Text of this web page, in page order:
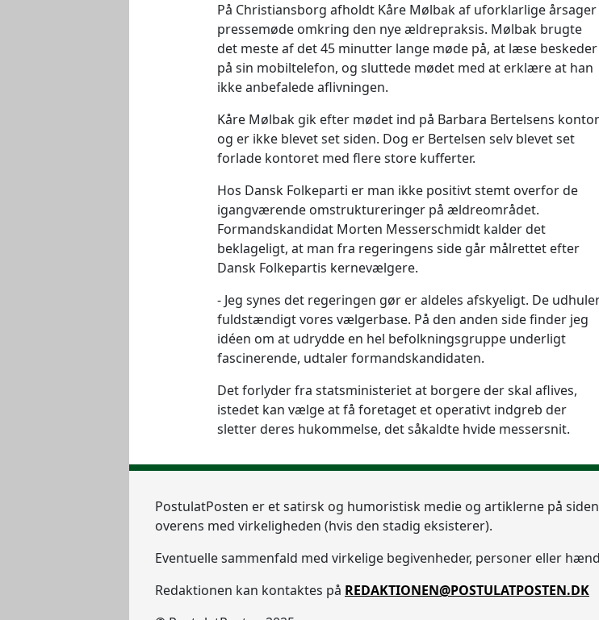
På Christiansborg afholdt Kåre Mølbak af uforklarlige årsager
pressemøde omkring den nye ældrepraksis. Mølbak brugte
det meste af det 45 minutter lange møde på, at læse beskeder
på sin mobiltelefon, og sluttede mødet med at erklære at han
ikke anbefalede aflivningen.
Kåre Mølbak gik efter mødet ind på Barbara Bertelsens kontor
og er ikke blevet set siden. Dog er Bertelsen selv blevet set
forlade kontoret med flere store kufferter.
Hos Dansk Folkeparti er man ikke positivt stemt overfor de
igangværende omstruktureringer på ældreområdet.
Formandskandidat Morten Messerschmidt kalder det
beklageligt, at man fra regeringens side går målrettet efter
Dansk Folkepartis kernevælgere.
Jeg synes det regeringen gør er aldeles afskyeligt. De
fuldstændigt vores vælgerbase. På den anden side finder jeg
idéen om at udrydde en hel befolkningsgruppe underligt
fascinerende, udtaler formandskandidaten.
Det forlyder fra statsministeriet at borgere der skal aflives,
istedet kan vælge at få foretaget et operativt indgreb der
sletter deres hukommelse, det såkaldte hvide messersnit.
PostulatPosten er et satirsk og humoristisk medie og artiklerne på
overens med virkeligheden (hvis den stadig eksisterer).
Eventuelle sammenfald med virkelige begivenheder, personer eller
Redaktionen kan kontaktes på REDAKTIONEN@POSTULATPOSTEN.DK